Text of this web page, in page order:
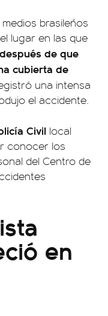
brasileños
lugar en las que
después de que
cubierta de
una intensa
el accidente.
Civil local
conocer los
del Centro de
en